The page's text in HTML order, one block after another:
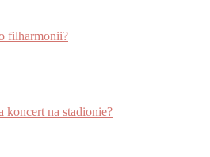
filharmonii?
koncert na stadionie?